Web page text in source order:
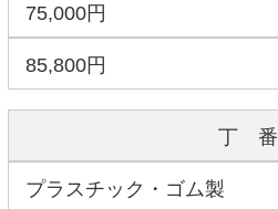
75,000円
85,800円
丁 番
プラスチック・ゴム製